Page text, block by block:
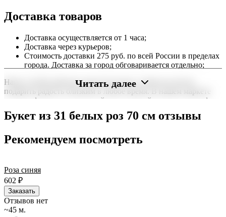
Доставка товаров
Доставка осуществляется от 1 часа;
Доставка через курьеров;
Стоимость доставки 275 руб. по всей России в пределах
города. Доставка за город обговаривается отдельно;
Наша служба работает круглосуточно, чтобы вы могли
подарить радость близким в любое время. В нашем маркете
можно оформить заказ онлайн с доставкой на дом или в офис
по всей территории РФ.
минут или день в день в удобный интервал. Если вам важно
вручить подарок ко времени, наш сервис доставки обеспечит
сегодня и ежедневно 24 часа в сутки.
Читать далее
Букет из 31 белых роз 70 см отзывы
Рекомендуем посмотреть
Роза синяя
602 ₽
Заказать
Отзывов нет
~45 м.